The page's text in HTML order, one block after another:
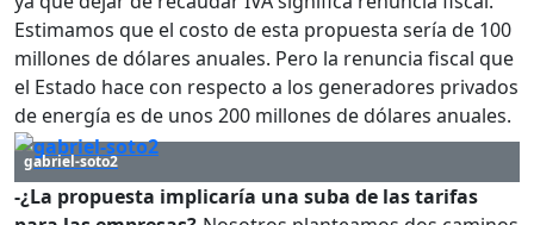
Estimamos que el costo de esta propuesta sería de 100
millones de dólares anuales. Pero la renuncia fiscal que
el Estado hace con respecto a los generadores privados
de energía es de unos 200 millones de dólares anuales.
gabriel-soto2
-¿La propuesta implicaría una suba de las tarifas